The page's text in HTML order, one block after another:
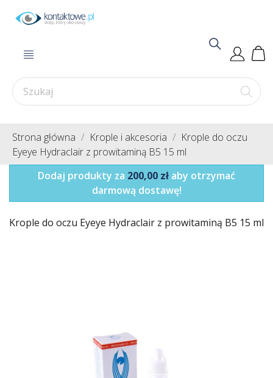
Strona główna Krople i akcesoria
Krople do oczu
Eyeye Hydraclair z prowitaminą B5 15 ml
Dodaj produkty za 200,00 zł aby otrzymać
darmową dostawę!
Krople do oczu Eyeye Hydraclair z prowitaminą B5 15 ml